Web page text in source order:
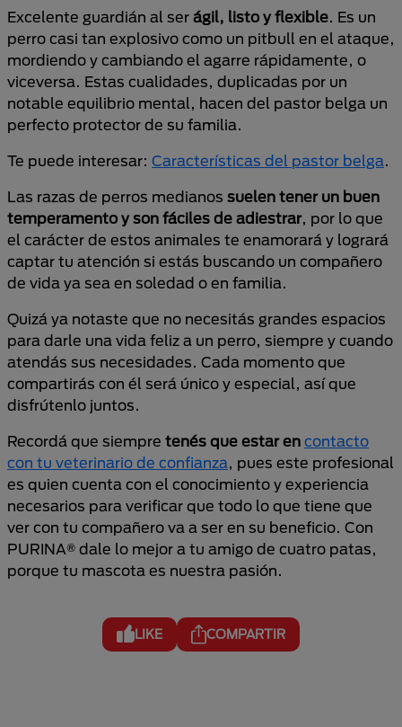
Excelente guardián al ser ágil, listo y flexible. Es un
perro casi tan explosivo como un pitbull en el ataque,
mordiendo y cambiando el agarre rápidamente, o
viceversa. Estas cualidades, duplicadas por un
notable equilibrio mental, hacen del pastor belga un
perfecto protector de su familia.
Te puede interesar: Características del pastor belga.
Las razas de perros medianos suelen tener un buen
temperamento y son fáciles de adiestrar, por lo que
el carácter de estos animales te enamorará y logrará
captar tu atención si estás buscando un compañero
de vida ya sea en soledad o en familia.
Quizá ya notaste que no necesitás grandes espacios
para darle una vida feliz a un perro, siempre y cuando
atendás sus necesidades. Cada momento que
compartirás con él será único y especial, así que
disfrútenlo juntos.
Recordá que siempre tenés que estar en contacto
con tu veterinario de confianza, pues este profesional
es quien cuenta con el conocimiento y experiencia
necesarios para verificar que todo lo que tiene que
ver con tu compañero va a ser en su beneficio. Con
PURINA® dale lo mejor a tu amigo de cuatro patas,
porque tu mascota es nuestra pasión.
LIKE COMPARTIR